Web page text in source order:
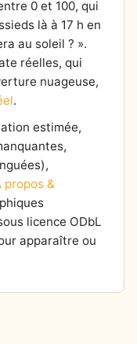
0 et 100, qui
là à 17 h en
au soleil ? ».
réelles, qui
nuageuse,
.
estimée,
propos &
licence ODbL
apparaître ou